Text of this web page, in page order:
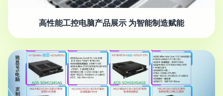
高性能工控电脑产品展示 为智能制造赋能